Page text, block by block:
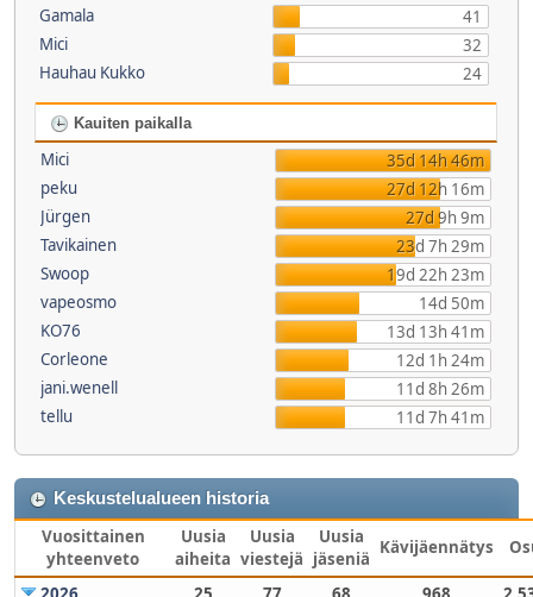
Gamala
41
Mici
32
Hauhau Kukko
24
Kauiten paikalla
Mici
35d 14h 46m
peku
27d 12h 16m
Jürgen
27d 9h 9m
Tavikainen
23d 7h 29m
Swoop
19d 22h 23m
vapeosmo
14d 50m
KO76
13d 13h 41m
Corleone
12d 1h 24m
jani.wenell
11d 8h 26m
tellu
11d 7h 41m
Keskustelualueen historia
Vuosittainen
yhteenveto
Uusia
aiheita
Uusia
viestejä
Uusia
jäseniä
Kävijäennätys